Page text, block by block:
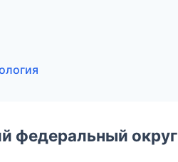
федеральный округ